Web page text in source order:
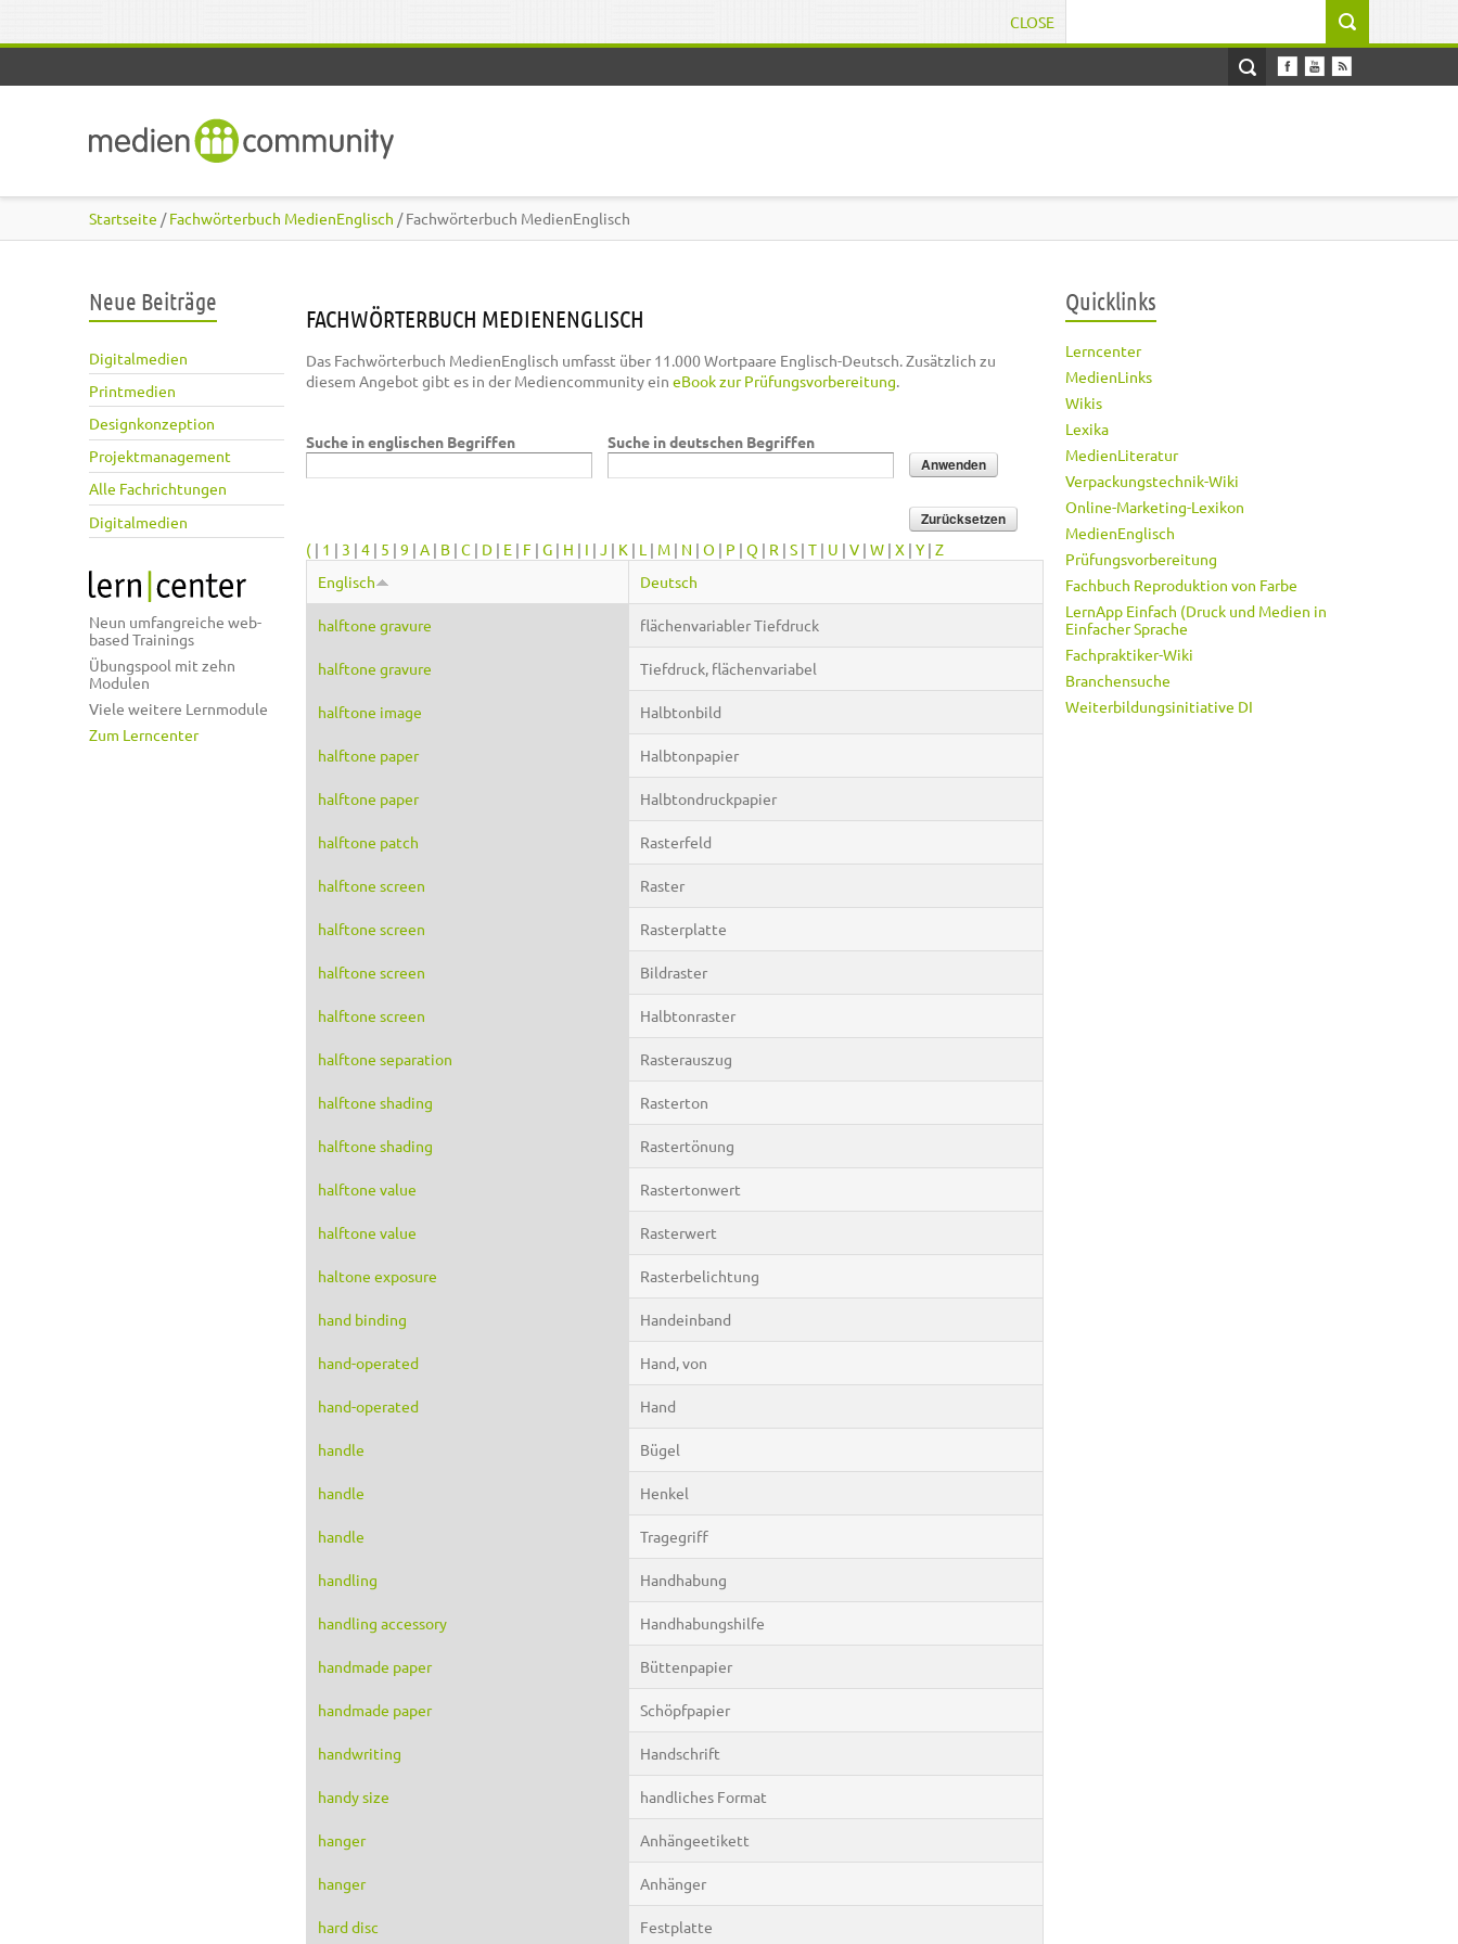
CLOSE
Startseite /Fachwörterbuch MedienEnglisch / Fachwörterbuch MedienEnglisch
Neue Beiträge
Digitalmedien
Printmedien
Designkonzeption
Projektmanagement
Alle Fachrichtungen
Digitalmedien
Neun umfangreiche web-
based Trainings
Übungspool mit zehn
Modulen
Viele weitere Lernmodule
Zum Lerncenter
FACHWÖRTERBUCH MEDIENENGLISCH
Das Fachwörterbuch MedienEnglisch umfasst über 11.000 Wortpaare Englisch-Deutsch. Zusätzlich zu
diesem Angebot gibt es in der Mediencommunity ein eBook zur Prüfungsvorbereitung.
Suche in englischen Begriffen Suche in deutschen Begriffen
( | 1 | 3 | 4 | 5 | 9 | A | B | C | D | E | F | G | H | I | J | K | L | M | N | O | P | Q | R | S | T | U | V | W | X | Y | Z
Englisch
Deutsch
halftone gravure flächenvariabler Tiefdruck
halftone gravure Tiefdruck, flächenvariabel
halftone image Halbtonbild
halftone paper Halbtonpapier
halftone paper Halbtondruckpapier
halftone patch Rasterfeld
halftone screen Raster
halftone screen Rasterplatte
halftone screen Bildraster
halftone screen Halbtonraster
halftone separation Rasterauszug
halftone shading Rasterton
halftone shading Rastertönung
halftone value Rastertonwert
halftone value Rasterwert
haltone exposure Rasterbelichtung
hand binding Handeinband
hand-operated Hand, von
hand-operated Hand
handle Bügel
handle Henkel
handle Tragegriff
handling Handhabung
handling accessory Handhabungshilfe
handmade paper Büttenpapier
handmade paper Schöpfpapier
handwriting Handschrift
handy size handliches Format
hanger Anhängeetikett
hanger Anhänger
hard disc Festplatte
Quicklinks
Lerncenter
MedienLinks
Wikis
Lexika
MedienLiteratur
Verpackungstechnik-Wiki
Online-Marketing-Lexikon
MedienEnglisch
Prüfungsvorbereitung
Fachbuch Reproduktion von Farbe
LernApp Einfach (Druck und Medien in
Einfacher Sprache
Fachpraktiker-Wiki
Branchensuche
Weiterbildungsinitiative DI